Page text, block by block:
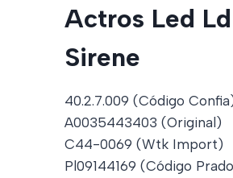
Actros Led
Sirene
40.2.7.009 (Código
A0035443403 (Original)
C44-0069 (Wtk Import)
Pl09144169 (Código